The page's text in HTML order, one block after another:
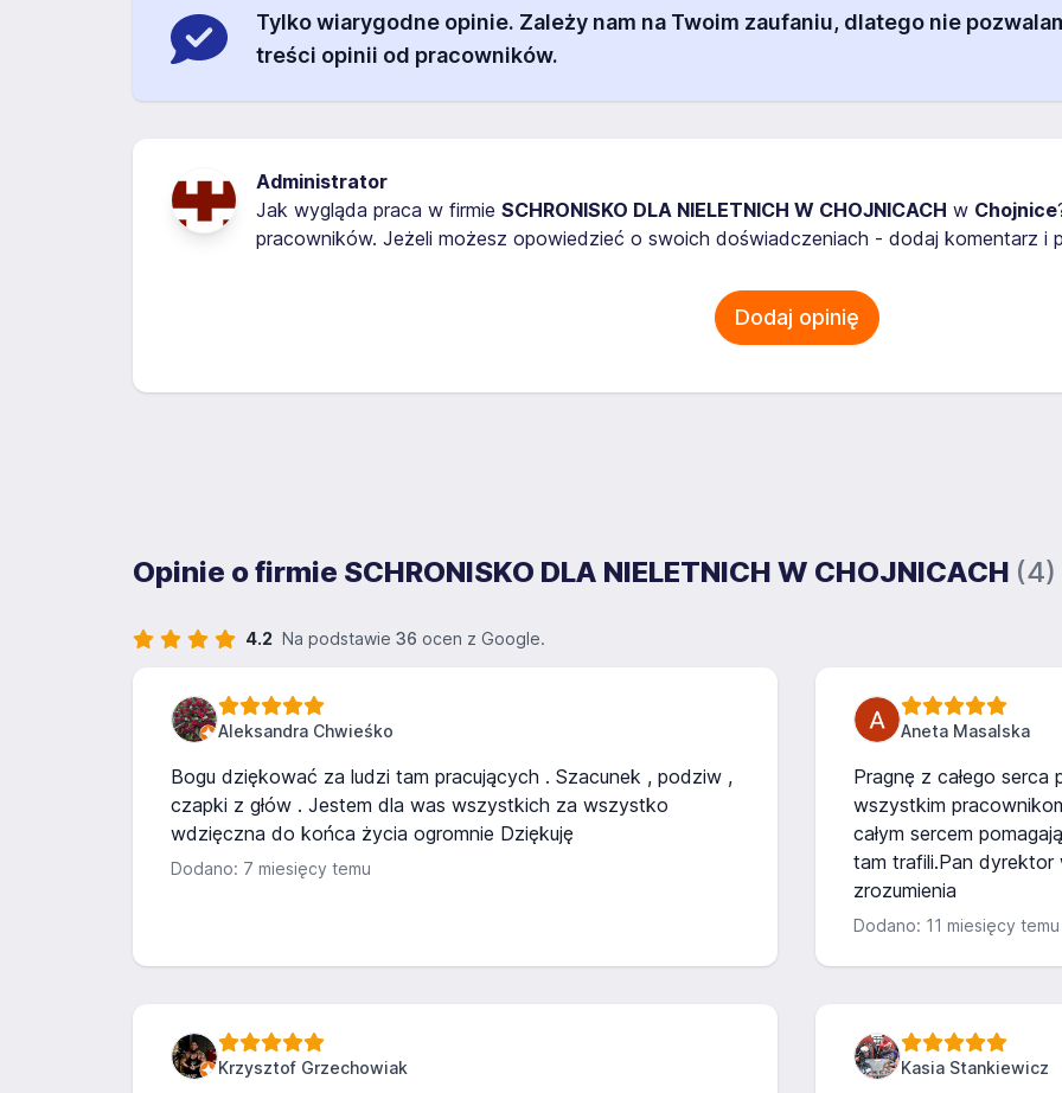
Tylko wiarygodne opinie. Zależy nam na Twoim zaufaniu, dlatego nie
treści opinii od pracowników.
Administrator
Jak wygląda praca w firmie SCHRONISKO DLA NIELETNICH W CHOJNICACH w Chojnice
pracowników. Jeżeli możesz opowiedzieć o swoich doświadczeniach - dodaj komentarz i
Dodaj opinię
Opinie o firmie SCHRONISKO DLA NIELETNICH W CHOJNICACH (4)
4.2 Na podstawie 36 ocen z Google.
Aleksandra Chwieśko
Bogu dziękować za ludzi tam pracujących . Szacunek , podziw ,
czapki z głów . Jestem dla was wszystkich za wszystko
wdzięczna do końca życia ogromnie Dziękuję
Dodano: 7 miesięcy temu
Aneta Masalska
Pragnę z całego
wszystkim
całym sercem
tam trafili.Pan dyrektor
zrozumienia
Dodano: 11 miesięcy temu
Krzysztof Grzechowiak Kasia Stankiewicz